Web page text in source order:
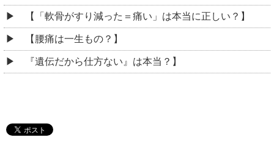
【「軟骨がすり減った＝痛い」は本当に正しい？】
【腰痛は一生もの？】
『遺伝だから仕方ない』は本当？】